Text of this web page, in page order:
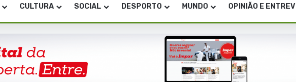
CULTURA SOCIAL DESPORTO MUNDO OPINIÃO E